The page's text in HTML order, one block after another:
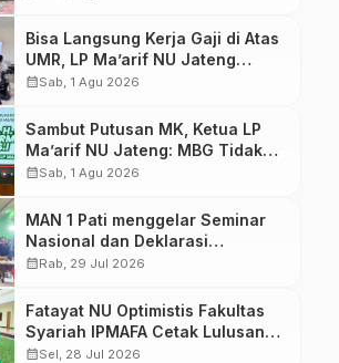
Bisa Langsung Kerja Gaji di Atas
UMR, LP Ma’arif NU Jateng
Perpanjang Pendaftaran
calendar_monthSab, 1 Agu 2026
Sambut Putusan MK, Ketua LP
Ma’arif NU Jateng: MBG Tidak
Boleh “Membajak” Hak
calendar_monthSab, 1 Agu 2026
MAN 1 Pati menggelar Seminar
Nasional dan Deklarasi
Madrasah Ramah Anak Tahun
calendar_monthRab, 29 Jul 2026
Fatayat NU Optimistis Fakultas
Syariah IPMAFA Cetak Lulusan
yang Dibutuhkan Masyarakat
calendar_monthSel, 28 Jul 2026